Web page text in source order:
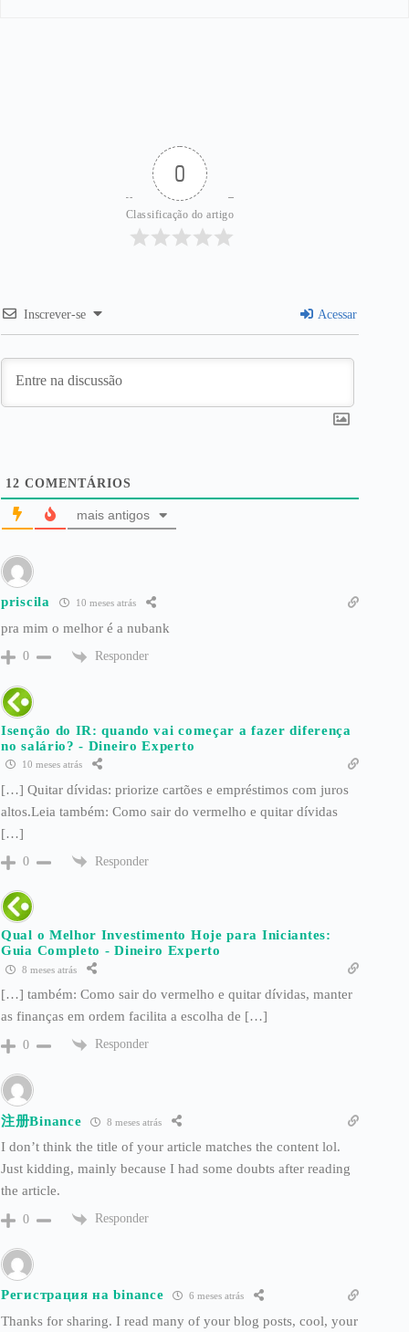
0
Classificação do artigo
Inscrever-se Acessar
12 COMENTÁRIOS
mais antigos
priscila 10 meses atrás
pra mim o melhor é a nubank
0 Responder
Isenção do IR: quando vai começar a fazer diferença
no salário? - Dineiro Experto
10 meses atrás
[…] Quitar dívidas: priorize cartões e empréstimos com juros
altos.Leia também: Como sair do vermelho e quitar dívidas
[…]
0 Responder
Qual o Melhor Investimento Hoje para Iniciantes:
Guia Completo - Dineiro Experto
8 meses atrás
[…] também: Como sair do vermelho e quitar dívidas, manter
as finanças em ordem facilita a escolha de […]
0 Responder
注册Binance 8 meses atrás
I don’t think the title of your article matches the content lol.
Just kidding, mainly because I had some doubts after reading
the article.
0 Responder
Регистрация на binance 6 meses atrás
Thanks for sharing. I read many of your blog posts, cool, your